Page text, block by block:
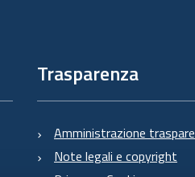
Trasparenza
Amministrazione
Note legali e copyright